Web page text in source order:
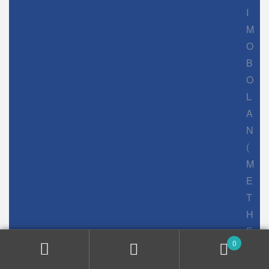
I
M
O
B
O
L
A
N
(
M
E
T
H
E
0